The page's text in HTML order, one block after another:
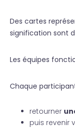
Des cartes
signification sont
Les équipes
Chaque
retourner
puis revenir